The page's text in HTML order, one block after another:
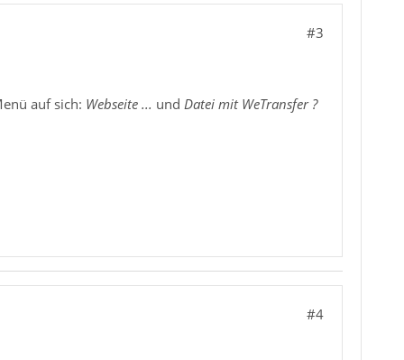
#3
auf sich: Webseite ... und Datei mit WeTransfer ?
#4